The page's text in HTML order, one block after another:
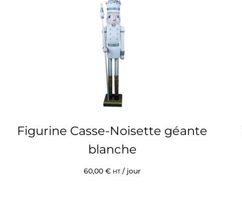
Figurine Casse-Noisette géante
blanche
60,00 € HT/ jour